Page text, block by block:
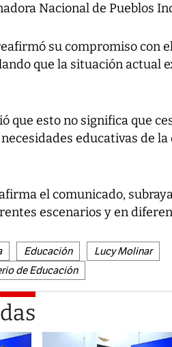
Nacional de Pueblos
su compromiso con
que la situación actual
que esto no significa que
educativas de
el comunicado,
escenarios y en
Educación
Lucy Molinar
de Educación